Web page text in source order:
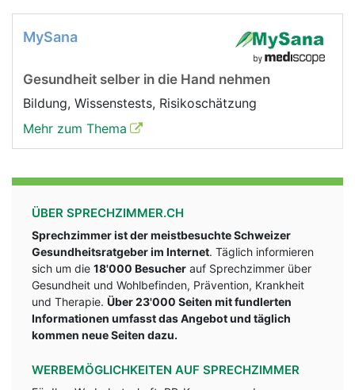
MySana
Gesundheit selber in die Hand nehmen
Bildung, Wissenstests, Risikoschätzung
Mehr zum Thema
ÜBER SPRECHZIMMER.CH
Sprechzimmer ist der meistbesuchte Schweizer
Gesundheitsratgeber im Internet. Täglich informieren
sich um die 18'000 Besucher auf Sprechzimmer über
Gesundheit und Wohlbefinden, Prävention, Krankheit
und Therapie. Über 23'000 Seiten mit fundlerten
Informationen umfasst das Angebot und täglich
kommen neue Seiten dazu.
WERBEMÖGLICHKEITEN AUF SPRECHZIMMER